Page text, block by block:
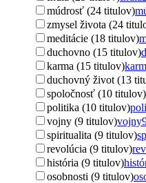
múdrosť (24 titulov)
zmysel života (24
meditácie (18 titulov)
duchovno (15 titulov)
karma (15 titulov)
duchovný život (13
spoločnosť (10 titulov)
politika (10 titulov)
vojny (9 titulov)vojny
spiritualita (9 titulov)
revolúcia (9 titulov)
história (9 titulov)
osobnosti (9 titulov)